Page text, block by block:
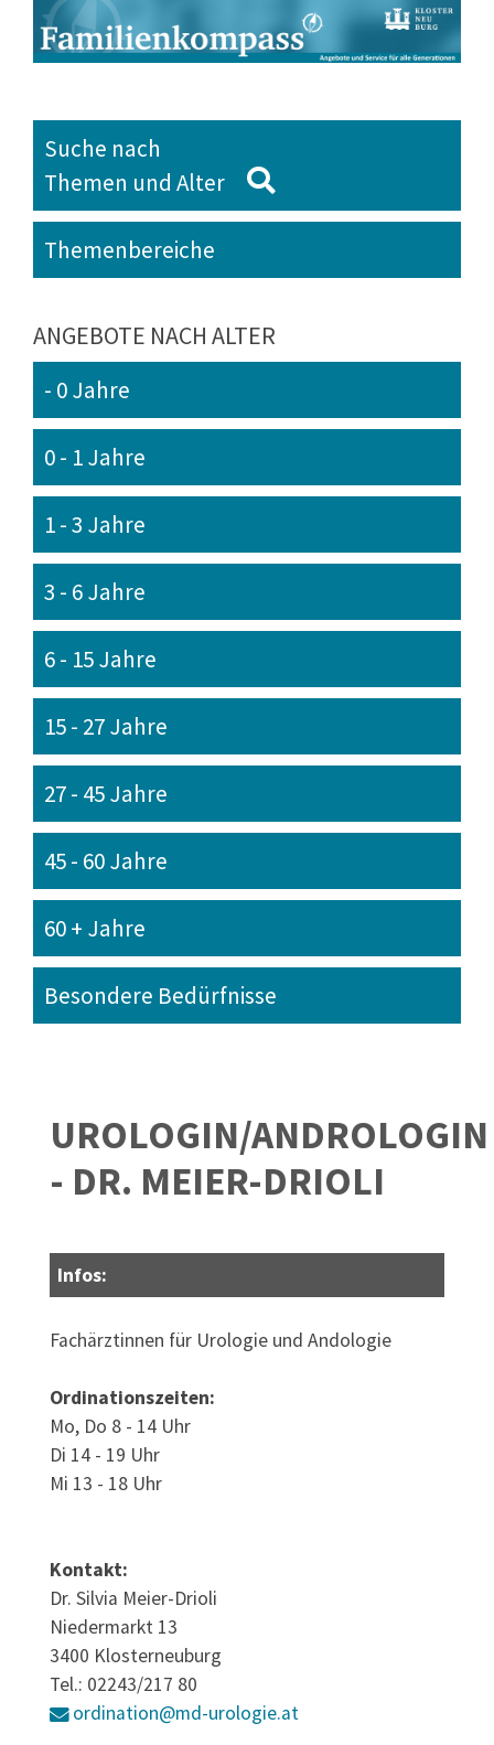
Suche nach
Themen und Alter
Themenbereiche
ANGEBOTE NACH ALTER
- 0 Jahre
0 - 1 Jahre
1 - 3 Jahre
3 - 6 Jahre
6 - 15 Jahre
15 - 27 Jahre
27 - 45 Jahre
45 - 60 Jahre
60 + Jahre
Besondere Bedürfnisse
UROLOGIN/ANDROLOGIN
- DR. MEIER-DRIOLI
Infos:
Fachärztinnen für Urologie und Andologie
Ordinationszeiten:
Mo, Do 8 - 14 Uhr
Di 14 - 19 Uhr
Mi 13 - 18 Uhr
Kontakt:
Dr. Silvia Meier-Drioli
Niedermarkt 13
3400 Klosterneuburg
Tel.: 02243/217 80
ordination@md-urologie.at